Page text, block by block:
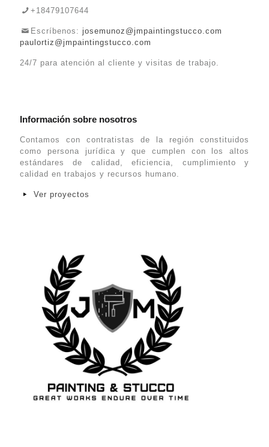
+18479107644
Escríbenos:josemunoz@jmpaintingstucco.com
paulortiz@jmpaintingstucco.com
24/7 para atención al cliente y visitas de trabajo.
Información sobre nosotros
Contamos con contratistas de la región constituidos
como persona jurídica y que cumplen con los altos
estándares de calidad, eficiencia, cumplimiento y
calidad en trabajos y recursos humano.
Ver proyectos